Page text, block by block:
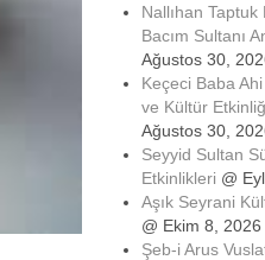
Nallıhan Taptuk
Bacım Sultanı
Ağustos 30,
Keçeci Baba
ve Kültür
Ağustos 30,
Seyyid Sultan
Etkinlikleri @
Aşık Seyrani
@ Ekim 8, 2026
Şeb-i Arus